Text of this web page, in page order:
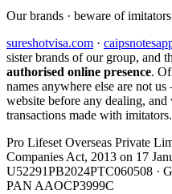
Our brands · beware of imitators
sureshotvisa.com ·
sister brands of our group, and
authorised online presence.
names anywhere else are not
website before any dealing,
transactions made with imitators.
Pro Lifeset Overseas Private
Companies Act, 2013 on 17
U52291PB2024PTC060508 ·
PAN AAOCP3999C